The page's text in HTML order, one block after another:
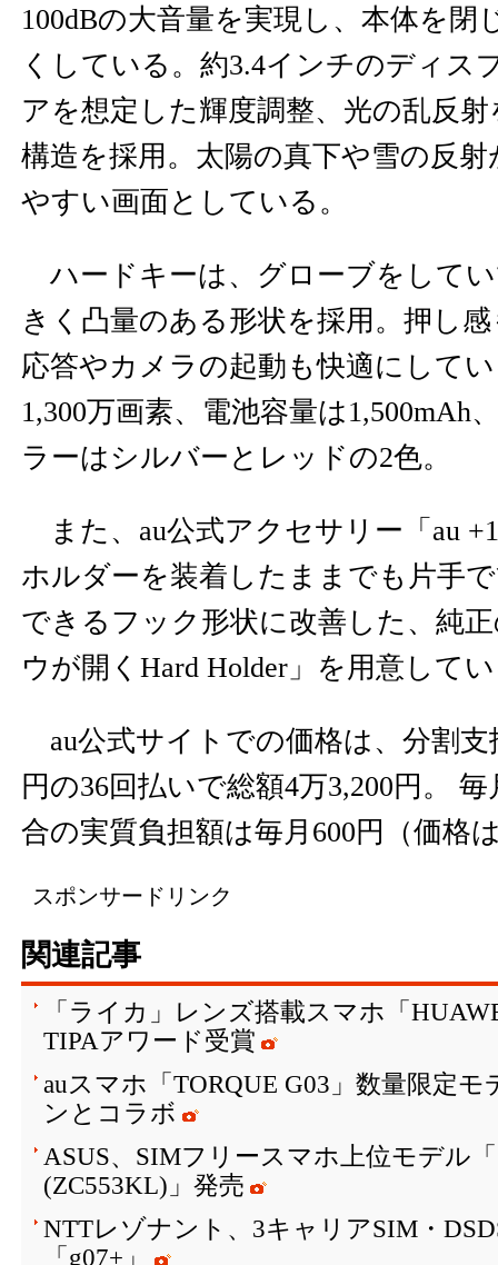
100dBの大音量を実現し、本体を閉
くしている。約3.4インチのディス
アを想定した輝度調整、光の乱反
構造を採用。太陽の真下や雪の反
やすい画面としている。
ハードキーは、グローブをして
きく凸量のある形状を採用。押し
応答やカメラの起動も快適にして
1,300万画素、電池容量は1,500mAh
ラーはシルバーとレッドの2色。
また、au公式アクセサリー「au
ホルダーを装着したままでも片手
できるフック形状に改善した、純
ウが開くHard Holder」を用意して
au公式サイトでの価格は、分割支
円の36回払いで総額4万3,200円。
合の実質負担額は毎月600円（価格
スポンサードリンク
関連記事
「ライカ」レンズ搭載スマホ「
TIPAアワード受賞
auスマホ「TORQUE G03」数量限定
ンとコラボ
ASUS、SIMフリースマホ上位モデル「
(ZC553KL)」発売
NTTレゾナント、3キャリアSIM・
「g07+」